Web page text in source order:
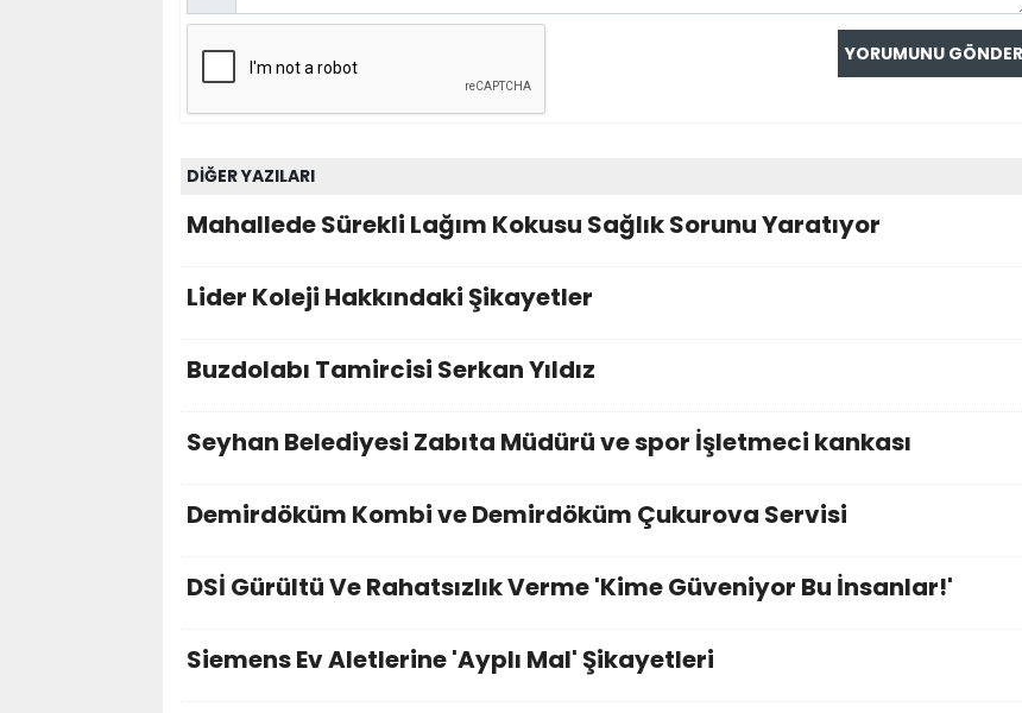
DİĞER YAZILARI
Mahallede Sürekli Lağım Kokusu Sağlık Sorunu Yaratıyor
Lider Koleji Hakkındaki Şikayetler
Buzdolabı Tamircisi Serkan Yıldız
Seyhan Belediyesi Zabıta Müdürü ve spor İşletmeci kankası
Demirdöküm Kombi ve Demirdöküm Çukurova Servisi
DSİ Gürültü Ve Rahatsızlık Verme 'Kime Güveniyor Bu İnsanlar!'
Siemens Ev Aletlerine 'Ayplı Mal' Şikayetleri